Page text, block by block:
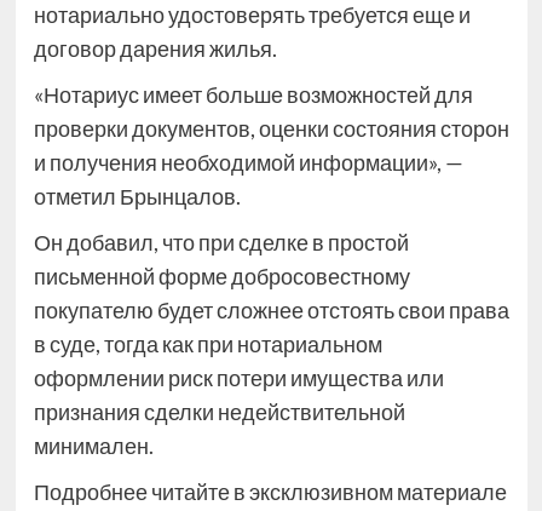
нотариально удостоверять требуется еще и
договор дарения жилья.
«Нотариус имеет больше возможностей для
проверки документов, оценки состояния сторон
и получения необходимой информации», —
отметил Брынцалов.
Он добавил, что при сделке в простой
письменной форме добросовестному
покупателю будет сложнее отстоять свои права
в суде, тогда как при нотариальном
оформлении риск потери имущества или
признания сделки недействительной
минимален.
Подробнее читайте в эксклюзивном материале